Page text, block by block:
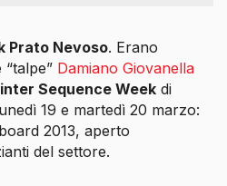
Prato Nevoso. Erano
Damiano Giovanella
Sequence Week di
19 e martedì 20 marzo:
2013, aperto
del settore.